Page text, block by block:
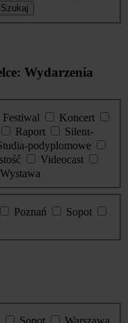
Szukaj
Wydarzenia
Festiwal
Koncert
Raport
Silent-
podyplomowe
Videocast
Wystawa
Poznań
Sopot